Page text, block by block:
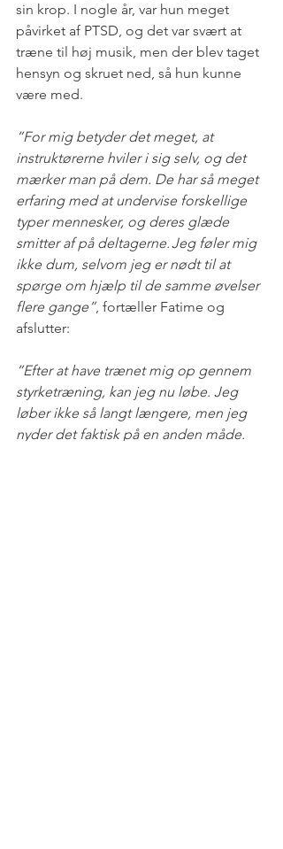
sin krop. I nogle år, var hun meget
påvirket af PTSD, og det var svært at
træne til høj musik, men der blev taget
hensyn og skruet ned, så hun kunne
være med.
”For mig betyder det meget, at
instruktørerne hviler i sig selv, og det
mærker man på dem. De har så meget
erfaring med at undervise forskellige
typer mennesker, og deres glæde
smitter af på deltagerne. Jeg føler mig
ikke dum, selvom jeg er nødt til at
spørge om hjælp til de samme øvelser
flere gange”, fortæller Fatime og
afslutter:
”Efter at have trænet mig op gennem
styrketræning, kan jeg nu løbe. Jeg
løber ikke så langt længere, men jeg
nyder det faktisk på en anden måde.